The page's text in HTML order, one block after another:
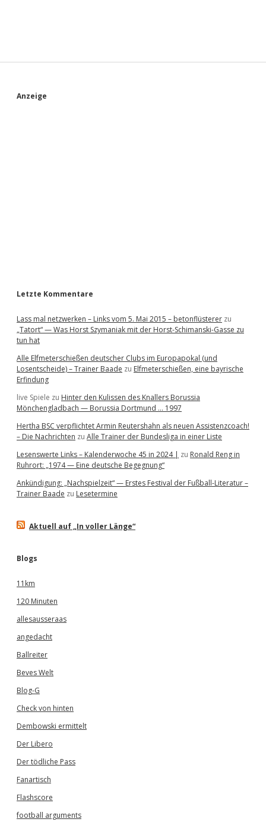
S
Anzeige
Letzte Kommentare
Lass mal netzwerken – Links vom 5. Mai 2015 – betonflüsterer zu
„Tatort“ — Was Horst Szymaniak mit der Horst-Schimanski-Gasse zu
tun hat
Alle Elfmeterschießen deutscher Clubs im Europapokal (und
Losentscheide) – Trainer Baade zu Elfmeterschießen, eine bayrische
Erfindung
live Spiele zu Hinter den Kulissen des Knallers Borussia
Mönchengladbach — Borussia Dortmund … 1997
Hertha BSC verpflichtet Armin Reutershahn als neuen Assistenzcoach!
– Die Nachrichten zu Alle Trainer der Bundesliga in einer Liste
Lesenswerte Links – Kalenderwoche 45 in 2024 | zu Ronald Reng in
Ruhrort: „1974 — Eine deutsche Begegnung“
Ankündigung: „Nachspielzeit“ — Erstes Festival der Fußball-Literatur –
Trainer Baade zu Lesetermine
Aktuell auf „In voller Länge“
Blogs
11km
120 Minuten
allesausseraas
angedacht
Ballreiter
Beves Welt
Blog-G
Check von hinten
Dembowski ermittelt
Der Libero
Der tödliche Pass
Fanartisch
Flashscore
football arguments